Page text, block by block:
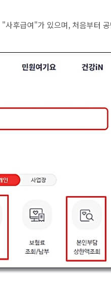
"사후급여"가 있으며,처음부터